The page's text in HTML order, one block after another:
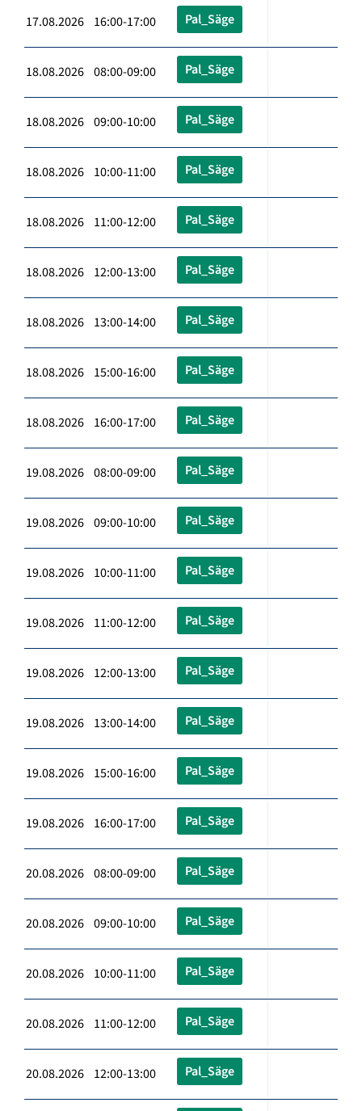
17.08.2026 16:00-17:00 Pal_Säge
18.08.2026 08:00-09:00 Pal_Säge
18.08.2026 09:00-10:00 Pal_Säge
18.08.2026 10:00-11:00 Pal_Säge
18.08.2026 11:00-12:00 Pal_Säge
18.08.2026 12:00-13:00 Pal_Säge
18.08.2026 13:00-14:00 Pal_Säge
18.08.2026 15:00-16:00 Pal_Säge
18.08.2026 16:00-17:00 Pal_Säge
19.08.2026 08:00-09:00 Pal_Säge
19.08.2026 09:00-10:00 Pal_Säge
19.08.2026 10:00-11:00 Pal_Säge
19.08.2026 11:00-12:00 Pal_Säge
19.08.2026 12:00-13:00 Pal_Säge
19.08.2026 13:00-14:00 Pal_Säge
19.08.2026 15:00-16:00 Pal_Säge
19.08.2026 16:00-17:00 Pal_Säge
20.08.2026 08:00-09:00 Pal_Säge
20.08.2026 09:00-10:00 Pal_Säge
20.08.2026 10:00-11:00 Pal_Säge
20.08.2026 11:00-12:00 Pal_Säge
20.08.2026 12:00-13:00 Pal_Säge